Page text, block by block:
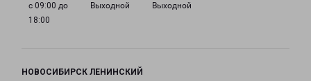
с 09:00 до
18:00
Выходной Выходной
НОВОСИБИРСК ЛЕНИНСКИЙ